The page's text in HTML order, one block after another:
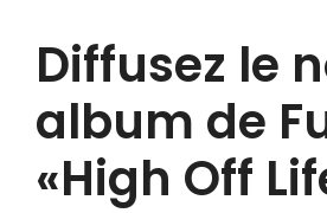
Diffusez le
album de
«High Off